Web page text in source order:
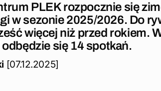
PLEK rozpocznie się
w sezonie 2025/2026. Do
więcej niż przed rokiem.
się 14 spotkań.
[07.12.2025]